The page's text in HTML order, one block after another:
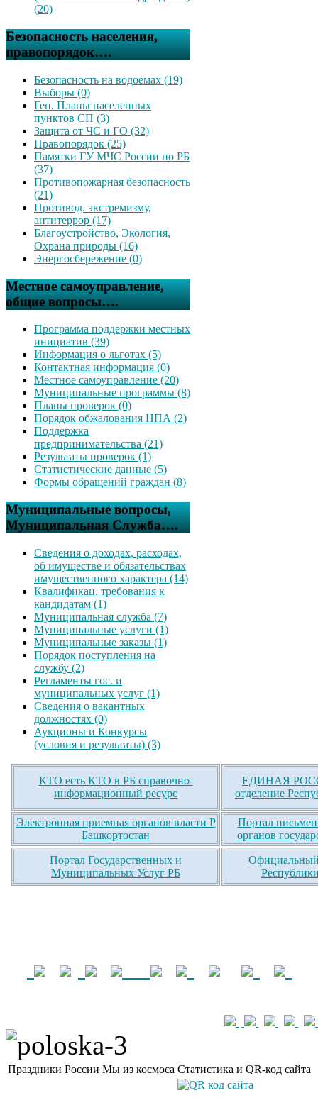
(20)
Безопасность населения,
правопорядок….
Безопасность на водоемах (19)
Выборы (0)
Ген. Планы населенных
пунктов СП (3)
Защита от ЧС и ГО (32)
Правопорядок (25)
Памятки ГУ МЧС России по РБ
(37)
Противопожарная безопасность
(21)
Противод. экстремизму,
антитеррор (17)
Благоустройство, Экология,
Охрана природы (16)
Энергосбережение (0)
Местное самоуправление,
общие вопросы….
Программа поддержки местных
инициатив (39)
Информация о льготах (5)
Контактная информация (0)
Местное самоуправление (20)
Муниципальные программы (8)
Планы проверок (0)
Порядок обжалования НПА (2)
Поддержка
предпринимательства (21)
Результаты проверок (1)
Статистические данные (5)
Формы обращений граждан (8)
Муниципальные вопросы,
Муниципальная Служба….
Сведения о доходах, расходах,
об имуществе и обязательствах
имущественного характера (14)
Квалификац. требования к
кандидатам (1)
Муниципальная служба (7)
Муниципальные услуги (1)
Муниципальные заказы (1)
Порядок поступления на
службу (2)
Регламенты гос. и
муниципальных услуг (1)
Сведения о вакантных
должностях (0)
Аукционы и Конкурсы
(условия и результаты) (3)
КТО есть КТО в РБ справочно-
информационный ресурс
ЕДИНАЯ
отделение
Электронная приемная органов власти Р
Башкортостан
Портал
органов
Портал Государственных и
Муниципальных Услуг РБ
Официальный
Праздники России Мы из космоса Статистика и QR-код сайта